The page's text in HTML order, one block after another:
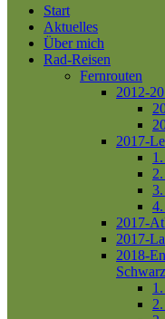
Close
Menu
Start
Aktuelles
Über mich
Rad-Reisen
Fernrouten
2012-
2017-
2017-
2017-
2018-